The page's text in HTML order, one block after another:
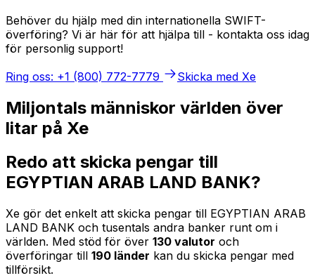
Behöver du hjälp med din internationella SWIFT-
överföring? Vi är här för att hjälpa till - kontakta oss idag
för personlig support!
Ring oss: +1 (800) 772-7779
Skicka med Xe
Miljontals människor världen över
litar på Xe
Redo att skicka pengar till
EGYPTIAN ARAB LAND BANK?
Xe gör det enkelt att skicka pengar till EGYPTIAN ARAB
LAND BANK och tusentals andra banker runt om i
världen. Med stöd för över 130 valutor och
överföringar till 190 länder kan du skicka pengar med
tillförsikt.